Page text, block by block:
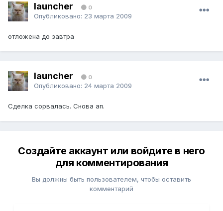
launcher 0
Опубликовано: 23 марта 2009
отложена до завтра
launcher 0
Опубликовано: 24 марта 2009
Сделка сорвалась. Снова ап.
Создайте аккаунт или войдите в него
для комментирования
Вы должны быть пользователем, чтобы оставить
комментарий